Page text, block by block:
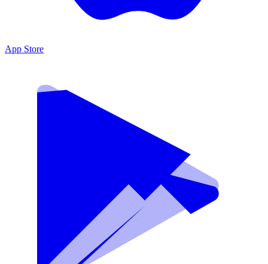
App Store